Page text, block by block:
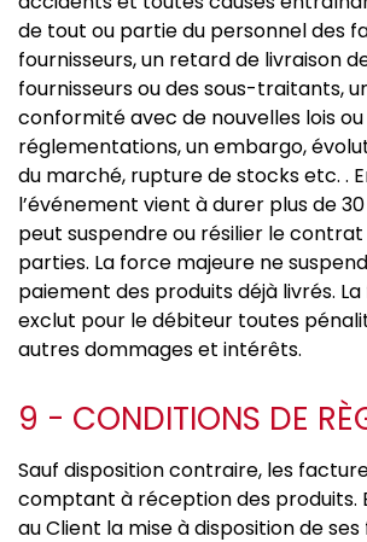
de tout ou partie du personnel des
fournisseurs, un retard de livraison
fournisseurs ou des sous-traitants,
conformité avec de nouvelles lois ou
réglementations, un embargo,
du marché, rupture de stocks etc. .
l’événement vient à durer plus de 30
peut suspendre ou résilier le
parties. La force majeure ne
paiement des produits déjà livrés.
exclut pour le débiteur toutes
autres dommages et intérêts.
9 - CONDITIONS DE
Sauf disposition contraire, les
comptant à réception des produits.
au Client la mise à disposition de